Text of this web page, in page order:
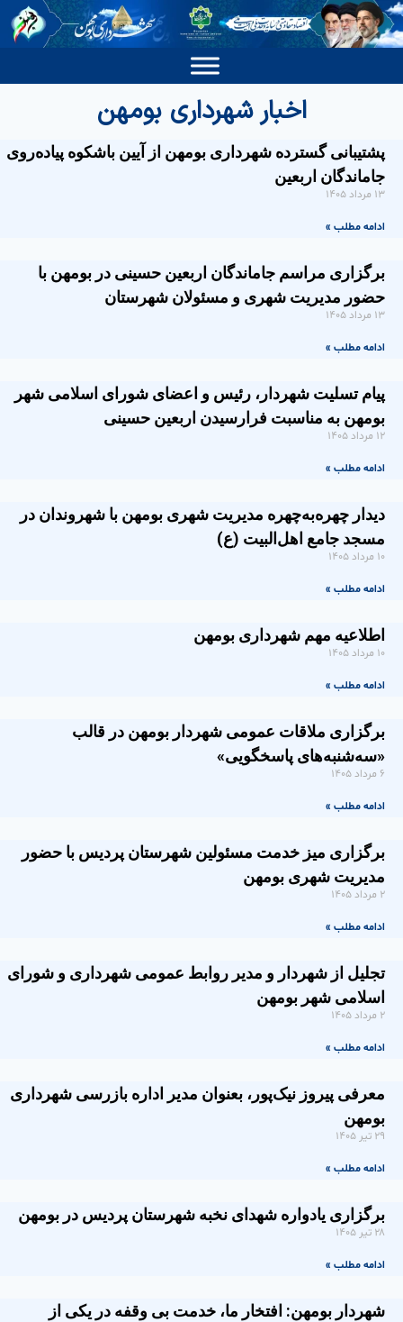
اخبار شهرداری بومهن
پشتیبانی گسترده شهرداری بومهن از آیین باشکوه پیاده‌روی
جاماندگان اربعین
۱۳ مرداد ۱۴۰۵
ادامه مطلب »
برگزاری مراسم جاماندگان اربعین حسینی در بومهن با
حضور مدیریت شهری و مسئولان شهرستان
۱۳ مرداد ۱۴۰۵
ادامه مطلب »
پیام تسلیت شهردار، رئیس و اعضای شورای اسلامی شهر
بومهن به مناسبت فرارسیدن اربعین حسینی
۱۲ مرداد ۱۴۰۵
ادامه مطلب »
دیدار چهره‌به‌چهره مدیریت شهری بومهن با شهروندان در
مسجد جامع اهل‌البیت (ع)
۱۰ مرداد ۱۴۰۵
ادامه مطلب »
اطلاعیه مهم شهرداری بومهن
۱۰ مرداد ۱۴۰۵
ادامه مطلب »
برگزاری ملاقات عمومی شهردار بومهن در قالب
«سه‌شنبه‌های پاسخگویی»
۶ مرداد ۱۴۰۵
ادامه مطلب »
برگزاری میز خدمت مسئولین شهرستان پردیس با حضور
مدیریت شهری بومهن
۲ مرداد ۱۴۰۵
ادامه مطلب »
تجلیل از شهردار و مدیر روابط عمومی شهرداری و شورای
اسلامی شهر بومهن
۲ مرداد ۱۴۰۵
ادامه مطلب »
معرفی پیروز نیک‌پور، بعنوان مدیر اداره بازرسی شهرداری
بومهن
۲۹ تیر ۱۴۰۵
ادامه مطلب »
برگزاری یادواره شهدای نخبه شهرستان پردیس در بومهن
۲۸ تیر ۱۴۰۵
ادامه مطلب »
شهردار بومهن: افتخار ما، خدمت بی وقفه در یکی از